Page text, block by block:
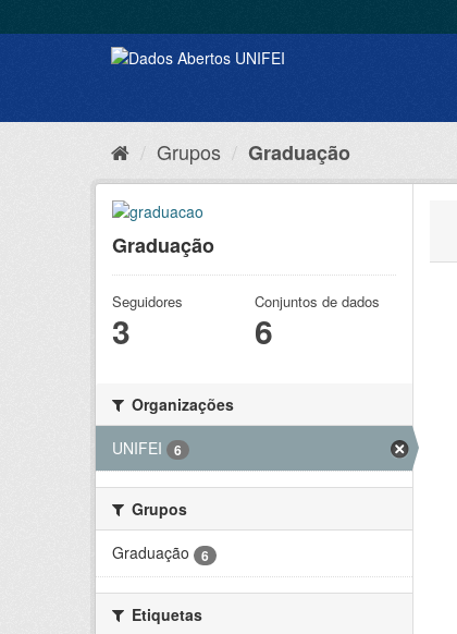
Grupos Graduação
Graduação
Seguidores
3
Conjuntos de dados
6
Organizações
UNIFEI
6
Grupos
Graduação
6
Etiquetas